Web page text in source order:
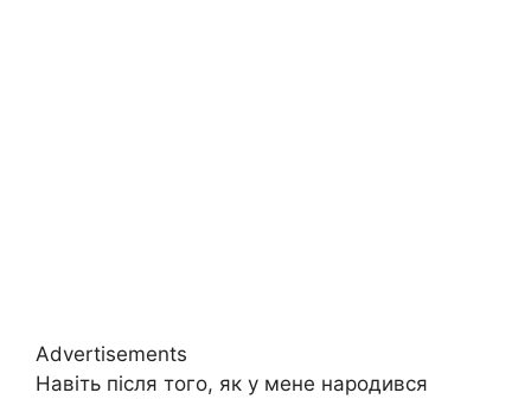
Advertisements
Навіть після того, як у мене народився